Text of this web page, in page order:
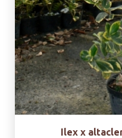
Ilex x